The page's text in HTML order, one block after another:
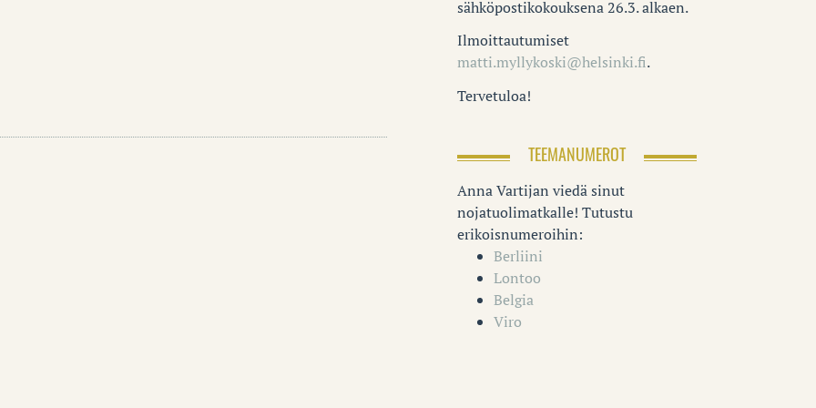
sähköpostikokouksena 26.3. alkaen.
Ilmoittautumiset
matti.myllykoski@helsinki.fi.
Tervetuloa!
TEEMANUMEROT
Anna Vartijan viedä sinut
nojatuolimatkalle! Tutustu
erikoisnumeroihin:
Berliini
Lontoo
Belgia
Viro